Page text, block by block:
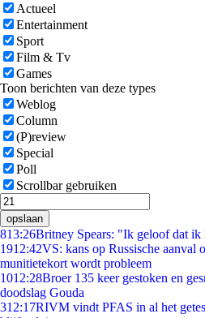
Actueel
Entertainment
Sport
Film & Tv
Games
Toon berichten van deze types
Weblog
Column
(P)review
Special
Poll
Scrollbar gebruiken
opslaan
813:26Britney Spears: "Ik geloof dat ik
1912:42VS: kans op Russische aanval
munitietekort wordt probleem
1012:28Broer 135 keer gestoken en
doodslag Gouda
312:17RIVM vindt PFAS in al het